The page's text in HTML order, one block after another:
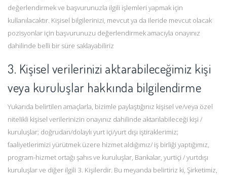
değerlendirmek ve başvurunuzla ilgili işlemleri yapmak için
kullanılacaktır. Kişisel bilgilerinizi, mevcut ya da ileride mevcut olacak
pozisyonlar için başvurunuzu değerlendirmek amacıyla onayınız
dahilinde belli bir süre saklayabiliriz
3. Kişisel verilerinizi aktarabileceğimiz kişi
veya kuruluşlar hakkında bilgilendirme
Yukarıda belirtilen amaçlarla, bizimle paylaştığınız kişisel ve/veya özel
nitelikli kişisel verilerinizin onayınız dahilinde aktarılabileceği kişi /
kuruluşlar; doğrudan/dolaylı yurt içi/yurt dışı iştiraklerimiz;
faaliyetlerimizi yürütmek üzere hizmet aldığımız/ iş birliği yaptığımız,
program-hizmet ortağı şahıs ve kuruluşlar, Bankalar, yurtiçi / yurtdışı
kuruluşlar ve diğer ilgili 3. Kişilerdir. Bu meyanda belirtiriz ki, Şirketimiz,